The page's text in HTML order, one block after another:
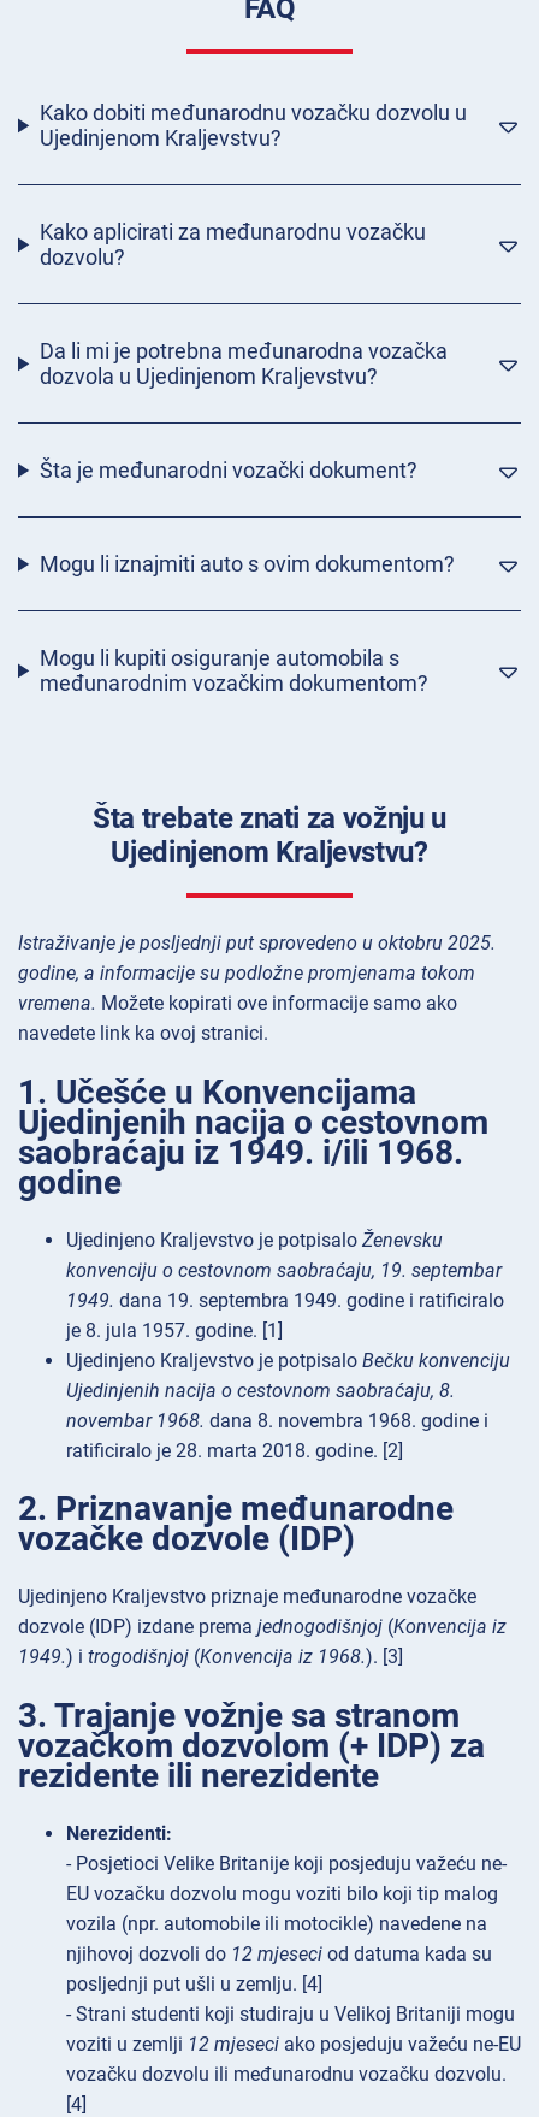
FAQ
Kako dobiti međunarodnu vozačku dozvolu u
Ujedinjenom Kraljevstvu?
Kako aplicirati za međunarodnu vozačku
dozvolu?
Da li mi je potrebna međunarodna vozačka
dozvola u Ujedinjenom Kraljevstvu?
Šta je međunarodni vozački dokument?
Mogu li iznajmiti auto s ovim dokumentom?
Mogu li kupiti osiguranje automobila s
međunarodnim vozačkim dokumentom?
Šta trebate znati za vožnju u
Ujedinjenom Kraljevstvu?
Istraživanje je posljednji put sprovedeno u oktobru 2025.
godine, a informacije su podložne promjenama tokom
vremena. Možete kopirati ove informacije samo ako
navedete link ka ovoj stranici.
1. Učešće u Konvencijama
Ujedinjenih nacija o cestovnom
saobraćaju iz 1949. i/ili 1968.
godine
Ujedinjeno Kraljevstvo je potpisalo Ženevsku
konvenciju o cestovnom saobraćaju, 19. septembar
1949. dana 19. septembra 1949. godine i ratificiralo
je 8. jula 1957. godine. [1]
Ujedinjeno Kraljevstvo je potpisalo Bečku konvenciju
Ujedinjenih nacija o cestovnom saobraćaju, 8.
novembar 1968. dana 8. novembra 1968. godine i
ratificiralo je 28. marta 2018. godine. [2]
2. Priznavanje međunarodne
vozačke dozvole (IDP)
Ujedinjeno Kraljevstvo priznaje međunarodne vozačke
dozvole (IDP) izdane prema jednogodišnjoj (Konvencija iz
1949.) i trogodišnjoj (Konvencija iz 1968.). [3]
3. Trajanje vožnje sa stranom
vozačkom dozvolom (+ IDP) za
rezidente ili nerezidente
Nerezidenti:
- Posjetioci Velike Britanije koji posjeduju važeću ne-
EU vozačku dozvolu mogu voziti bilo koji tip malog
vozila (npr. automobile ili motocikle) navedene na
njihovoj dozvoli do 12 mjeseci od datuma kada su
posljednji put ušli u zemlju. [4]
- Strani studenti koji studiraju u Velikoj Britaniji mogu
voziti u zemlji 12 mjeseci ako posjeduju važeću ne-EU
vozačku dozvolu ili međunarodnu vozačku dozvolu.
[4]